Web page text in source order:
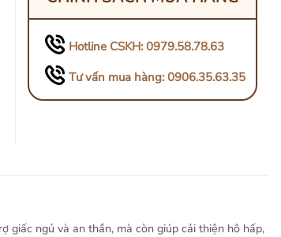
Hotline CSKH: 0979.58.78.63
Tư vấn mua hàng: 0906.35.63.35
giấc ngủ và an thần, mà còn giúp cải thiện hô hấp,